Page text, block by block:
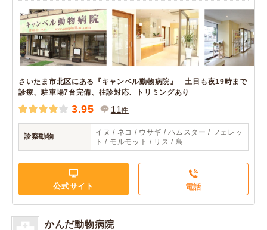
さいたま市北区にある『キャンベル動物病院』 土日も夜19時まで
診療、駐車場7台完備、往診対応、トリミングあり
3.95 11件
診察動物
イヌ / ネコ / ウサギ / ハムスター / フェレッ
ト / モルモット / リス / 鳥
公式サイト 電話
かんだ動物病院